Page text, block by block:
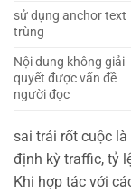
sử dụng anchor text
trùng
Nội dung không giải
quyết được vấn đề
người đọc
sai trái rốt cuộc
định kỳ traffic, tỷ
Khi hợp tác với